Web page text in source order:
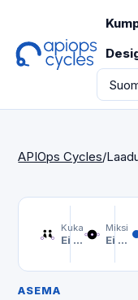
Kieli
APIOps Cycles/
Kuka
Ei valittu
Miksi
Ei valittu
ASEMA